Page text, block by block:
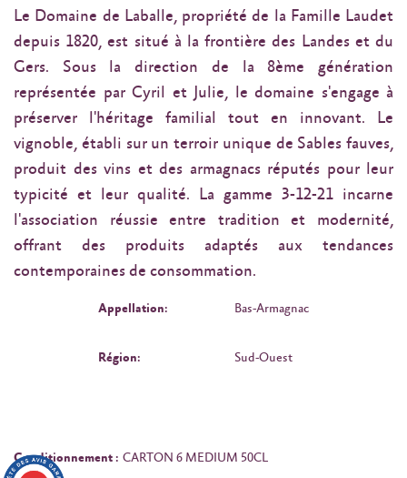
Le Domaine de Laballe, propriété de la Famille Laudet
depuis 1820, est situé à la frontière des Landes et du
Gers. Sous la direction de la 8ème génération
représentée par Cyril et Julie, le domaine s'engage à
préserver l'héritage familial tout en innovant. Le
vignoble, établi sur un terroir unique de Sables fauves,
produit des vins et des armagnacs réputés pour leur
typicité et leur qualité. La gamme 3-12-21 incarne
l'association réussie entre tradition et modernité,
offrant des produits adaptés aux tendances
contemporaines de consommation.
Appellation: Bas-Armagnac
Région: Sud-Ouest
Conditionnement : CARTON 6 MEDIUM 50CL